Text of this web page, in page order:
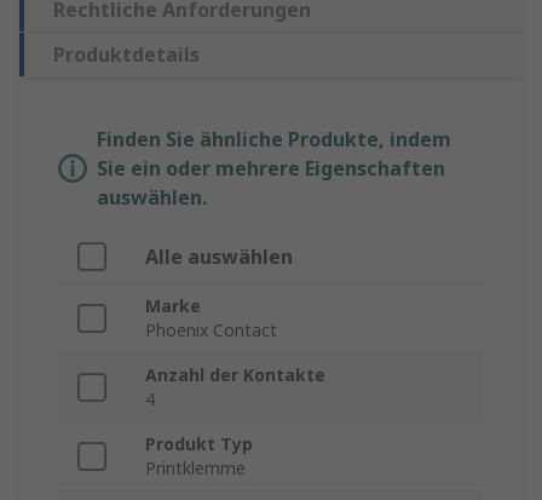
Rechtliche Anforderungen
Produktdetails
Finden Sie ähnliche Produkte, indem
Sie ein oder mehrere Eigenschaften
auswählen.
Alle auswählen
Marke
Phoenix Contact
Anzahl der Kontakte
4
Produkt Typ
Printklemme